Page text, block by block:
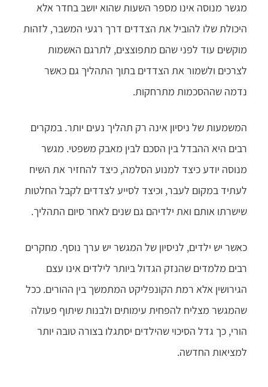
מגשר מנוסה אינו מספר השעות שהוא יושב בחדר אלא
היכולת שלו להוביל את הצדדים דרך רגעי המשבר, לזהות
מוקשים עוד לפני שהם מתפוצצים, לתרגם האשמות
לצרכים ולשמור את הצדדים בתוך התהליך גם כאשר
נדמה שההסכמות מתרחקות.
המשמעות של ניסיון אינה רק תהליך נעים יותר. במקרים
רבים היא ההבדל בין הסכם לבין מאבק משפטי. מגשר
מנוסה יודע כיצד למנוע הסלמה, כיצד להחזיר את השיח
לעתיד במקום לעבר, וכיצד לסייע לצדדים לקבל החלטות
שישרתו אותם ואת ילדיהם גם שנים לאחר סיום התהליך.
כאשר יש ילדים, לניסיון של המגשר יש ערך נוסף. מחקרים
רבים מלמדים שהנזק הגדול ביותר לילדים אינו עצם
הגירושין אלא רמת הקונפליקט המתמשך בין ההורים. ככל
שהמגשר מצליח להפחית עימותים ולבנות שיתוף פעולה
הורי, כך גדל הסיכוי שהילדים יסתגלו בצורה טובה יותר
למציאות החדשה.